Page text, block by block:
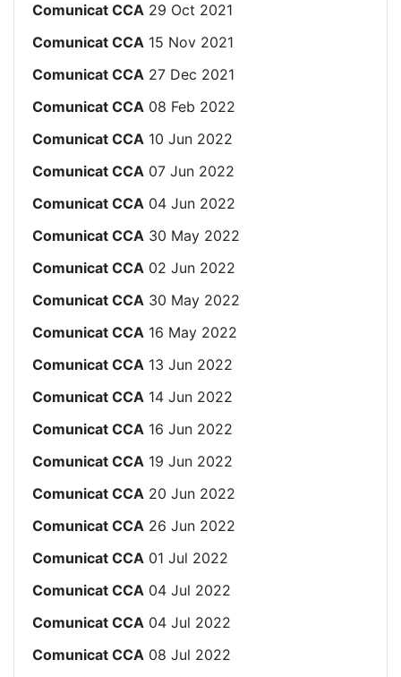
Comunicat CCA 29 Oct 2021
Comunicat CCA 15 Nov 2021
Comunicat CCA 27 Dec 2021
Comunicat CCA 08 Feb 2022
Comunicat CCA 10 Jun 2022
Comunicat CCA 07 Jun 2022
Comunicat CCA 04 Jun 2022
Comunicat CCA 30 May 2022
Comunicat CCA 02 Jun 2022
Comunicat CCA 30 May 2022
Comunicat CCA 16 May 2022
Comunicat CCA 13 Jun 2022
Comunicat CCA 14 Jun 2022
Comunicat CCA 16 Jun 2022
Comunicat CCA 19 Jun 2022
Comunicat CCA 20 Jun 2022
Comunicat CCA 26 Jun 2022
Comunicat CCA 01 Jul 2022
Comunicat CCA 04 Jul 2022
Comunicat CCA 04 Jul 2022
Comunicat CCA 08 Jul 2022